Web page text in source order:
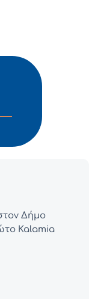
Δήμο
Kalamia